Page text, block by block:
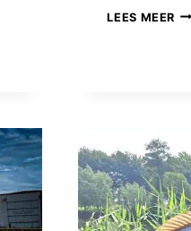
LEES MEER
IN